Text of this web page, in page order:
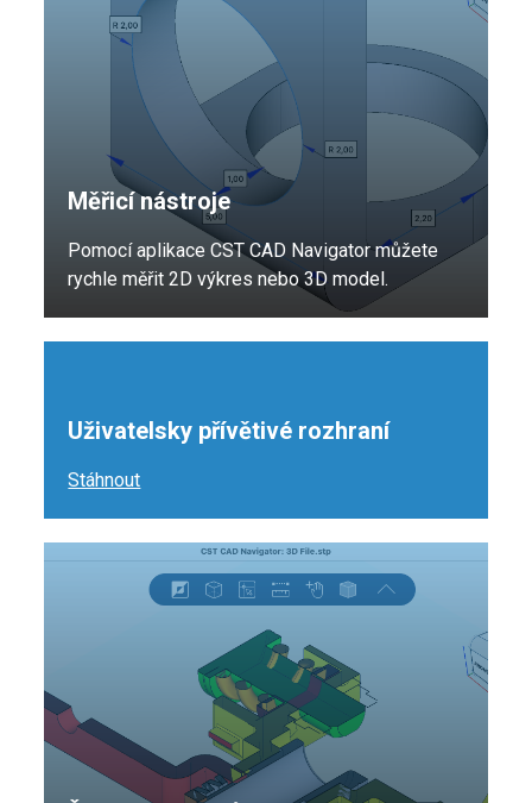
Uživatelsky přívětivé rozhraní
Stáhnout
Měřicí nástroje
Pomocí aplikace CST CAD Navigator můžete
rychle měřit 2D výkres nebo 3D model.